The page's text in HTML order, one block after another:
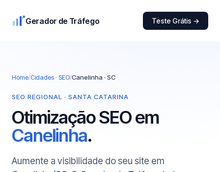
Gerador de Tráfego Teste Grátis →
Home/Cidades · SEO/Canelinha · SC
SEO REGIONAL · SANTA CATARINA
Otimização SEO em
Canelinha.
Aumente a visibilidade do seu site em